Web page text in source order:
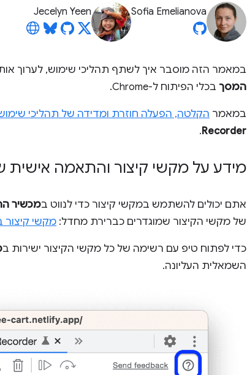
Sofia Emelianova
Jecelyn Yeen
במאמר הזה מוסבר איך לשתף תהליכי שימוש, לערוך
המסך בכלי הפיתוח ל-Chrome.
במאמר הקלטה, הפעלה חוזרת ומדידה של תהליכי
Recorder
.
מידע על מקשי קיצור והתאמה אישית
אתם יכולים להשתמש במקשי קיצור כדי לנווט במכשיר
של מקשי הקיצור שמוגדרים כברירת מחדל: מקשי קיצור
כדי לפתוח טיפ עם רשימה של כל מקשי הקיצור ישירות ב
השמאלית העליונה.